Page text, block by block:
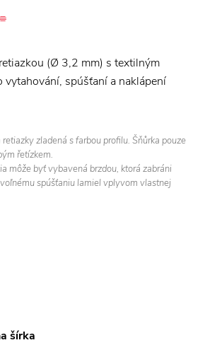
retiazkou (Ø 3,2 mm) s textilným
vytahování, spúšťaní a naklápení
retiazky zladená s farbou profilu. Šňůrka pouze
řetízkem.
môže byť vybavená brzdou, ktorá zabráni
spúšťaniu lamiel vplyvom vlastnej
šírka